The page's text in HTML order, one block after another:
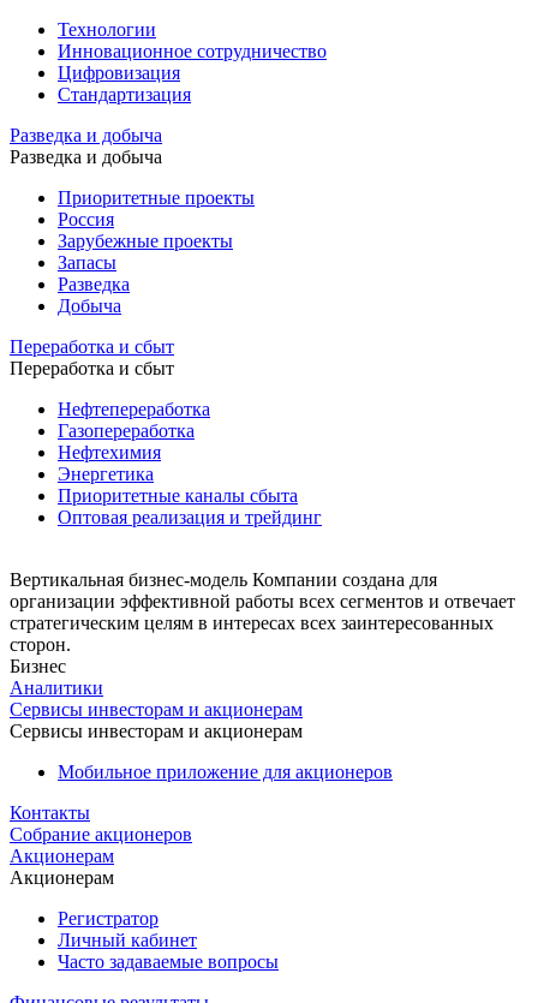
Технологии
Инновационное сотрудничество
Цифровизация
Стандартизация
Разведка и добыча
Разведка и добыча
Приоритетные проекты
Россия
Зарубежные проекты
Запасы
Разведка
Добыча
Переработка и сбыт
Переработка и сбыт
Нефтепереработка
Газопереработка
Нефтехимия
Энергетика
Приоритетные каналы сбыта
Оптовая реализация и трейдинг
Вертикальная бизнес-модель Компании создана для
организации эффективной работы всех сегментов и отвечает
стратегическим целям в интересах всех заинтересованных
сторон.
Бизнес
Аналитики
Сервисы инвесторам и акционерам
Сервисы инвесторам и акционерам
Мобильное приложение для акционеров
Контакты
Собрание акционеров
Акционерам
Акционерам
Регистратор
Личный кабинет
Часто задаваемые вопросы